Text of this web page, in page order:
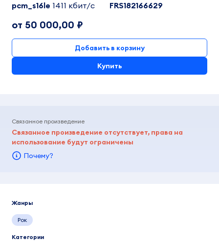
pcm_s16le 1411 кбит/c FRS182166629
от 50 000,00 ₽
Добавить в корзину
Купить
Связанное произведение
Связанное произведение отсутствует, права на
использование будут ограничены
Почему?
Жанры
Рок
Категории